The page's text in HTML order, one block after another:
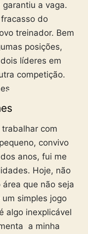
a vaga.
do
treinador. Bem
posições,
líderes em
competição.
com
convivo
anos, fui me
Hoje, não
que não seja
simples jogo
algo inexplicável
a minha